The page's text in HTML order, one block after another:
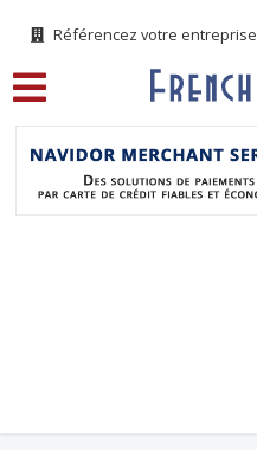
Référencez votre entreprise